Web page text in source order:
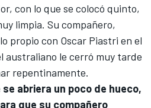
con lo que se colocó quinto,
limpia. Su compañero,
propio con Oscar Piastri en el
australiano le cerró muy tarde
repentinamente.
abriera un poco de hueco,
que su compañero